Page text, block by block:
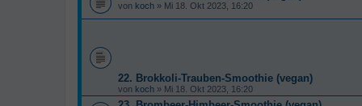
von koch » Mi 18. Okt 2023, 16:20
22. Brokkoli-Trauben-Smoothie (vegan)
von koch » Mi 18. Okt 2023, 16:20